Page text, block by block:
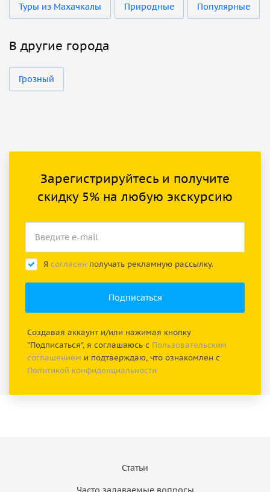
Туры из Махачкалы Природные Популярные
В другие города
Грозный
Зарегистрируйтесь и получите
скидку 5% на любую экскурсию
Я согласен получать рекламную рассылку.
Создавая аккаунт и/или нажимая кнопку
"Подписаться", я соглашаюсь с Пользовательским
соглашением и подтверждаю, что ознакомлен с
Политикой конфиденциальности
Статьи